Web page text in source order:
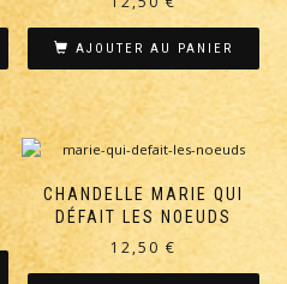
AJOUTER AU PANIER
CHANDELLE MARIE QUI
DÉFAIT LES NOEUDS
12,50 €